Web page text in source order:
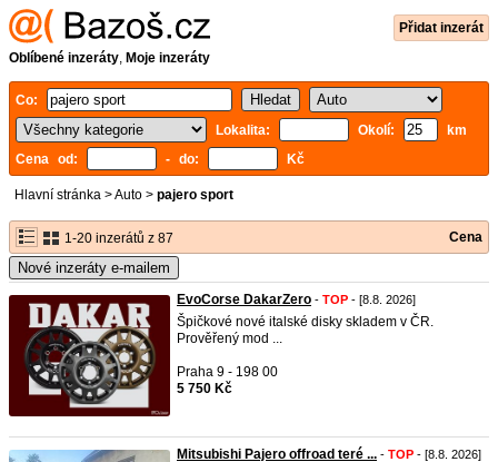
Přidat inzerát
Oblíbené inzeráty, Moje inzeráty
Co:
Lokalita:
Okolí:
km
Cena od:
- do: Kč
Hlavní stránka >Auto > pajero sport
1-20 inzerátů z 87 Cena
Nové inzeráty e-mailem
EvoCorse DakarZero - TOP - [8.8. 2026]
Špičkové nové italské disky skladem v ČR.
Prověřený mod ...
Praha 9 - 198 00
5 750 Kč
Mitsubishi Pajero offroad teré ... - TOP - [8.8. 2026]